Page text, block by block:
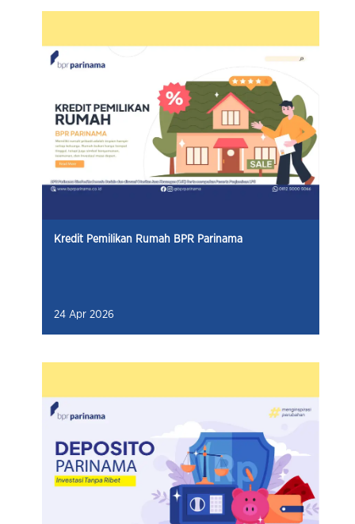
Kredit Pemilikan Rumah BPR Parinama
24 Apr 2026